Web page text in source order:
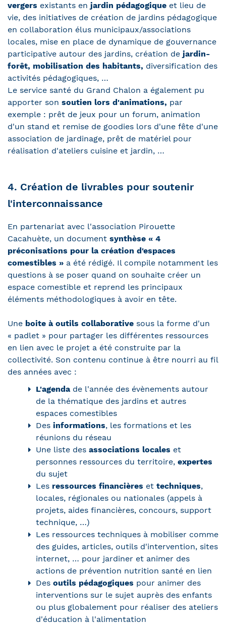
vergers existants en jardin pédagogique et lieu de
vie, des initiatives de création de jardins pédagogique
en collaboration élus municipaux/associations
locales, mise en place de dynamique de gouvernance
participative autour des jardins, création de jardin-
forêt, mobilisation des habitants, diversification des
activités pédagogiques, …
Le service santé du Grand Chalon a également pu
apporter son soutien lors d'animations, par
exemple : prêt de jeux pour un forum, animation
d'un stand et remise de goodies lors d'une fête d'une
association de jardinage, prêt de matériel pour
réalisation d'ateliers cuisine et jardin, …
4. Création de livrables pour soutenir
l'interconnaissance
En partenariat avec l'association Pirouette
Cacahuète, un document synthèse « 4
préconisations pour la création d'espaces
comestibles » a été rédigé. Il compile notamment les
questions à se poser quand on souhaite créer un
espace comestible et reprend les principaux
éléments méthodologiques à avoir en tête.
Une boite à outils collaborative sous la forme d'un
« padlet » pour partager les différentes ressources
en lien avec le projet a été construite par la
collectivité. Son contenu continue à être nourri au fil
des années avec :
L'agenda de l'année des évènements autour
de la thématique des jardins et autres
espaces comestibles
Des informations, les formations et les
réunions du réseau
Une liste des associations locales et
personnes ressources du territoire, expertes
du sujet
Les ressources financières et techniques,
locales, régionales ou nationales (appels à
projets, aides financières, concours, support
technique, …)
Les ressources techniques à mobiliser comme
des guides, articles, outils d'intervention, sites
internet, … pour jardiner et animer des
actions de prévention nutrition santé en lien
Des outils pédagogiques pour animer des
interventions sur le sujet auprès des enfants
ou plus globalement pour réaliser des ateliers
d'éducation à l'alimentation